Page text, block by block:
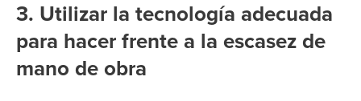
3. Utilizar la tecnología adecuada
para hacer frente a la escasez de
mano de obra